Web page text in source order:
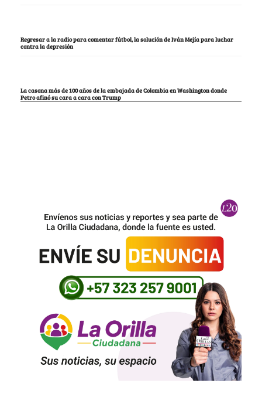
Regresar a la radio para comentar fútbol, la solución de Iván Mejía para luchar
contra la depresión
La casona más de 100 años de la embajada de Colombia en Washington donde
Petro afinó su cara a cara con Trump